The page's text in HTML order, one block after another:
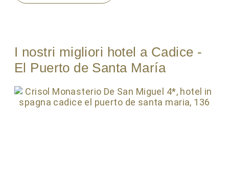
I nostri migliori hotel a Cadice -
El Puerto de Santa María